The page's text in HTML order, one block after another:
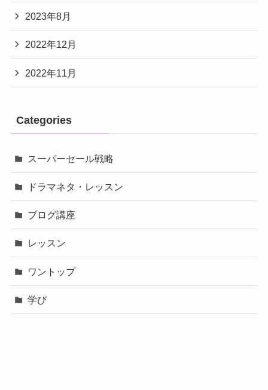
2023年8月
2022年12月
2022年11月
Categories
スーパーセール戦略
ドラマネタ・レッスン
ブログ講座
レッスン
ワントップ
学び